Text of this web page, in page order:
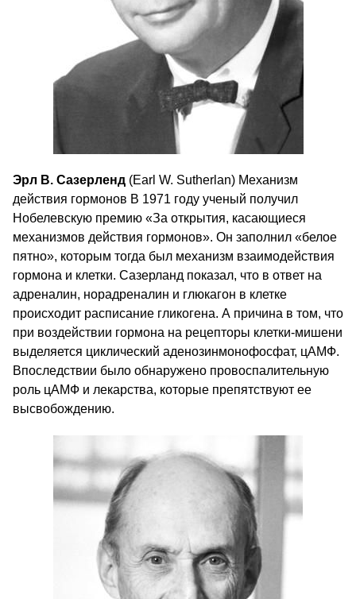
Эрл В. Сазерленд (Earl W. Sutherlan) Механизм
действия гормонов В 1971 году ученый получил
Нобелевскую премию «За открытия, касающиеся
механизмов действия гормонов». Он заполнил «белое
пятно», которым тогда был механизм взаимодействия
гормона и клетки. Сазерланд показал, что в ответ на
адреналин, норадреналин и глюкагон в клетке
происходит расписание гликогена. А причина в том, что
при воздействии гормона на рецепторы клетки-мишени
выделяется циклический аденозинмонофосфат, цАМФ.
Впоследствии было обнаружено провоспалительную
роль цАМФ и лекарства, которые препятствуют ее
высвобождению.